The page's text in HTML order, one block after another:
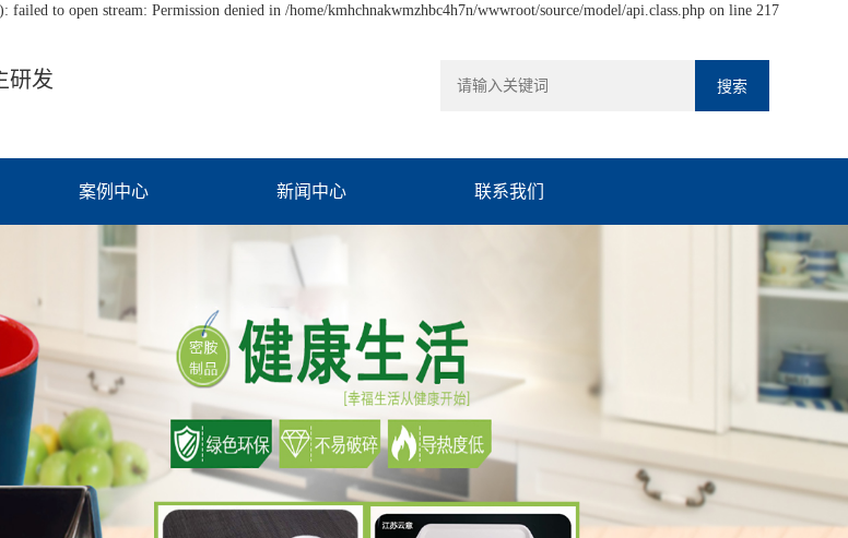
to open stream: Permission denied in /home/kmhchnakwmzhbc4h7n/wwwroot/source/model/api.class.php on line 217
研发
案例中心 新闻中心 联系我们